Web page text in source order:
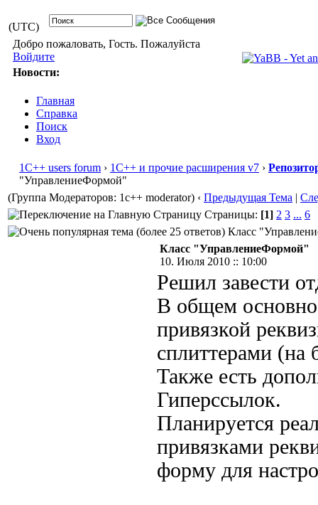
(UTC)
Добро пожаловать, Гость. Пожалуйста
Войдите
Новости:
Главная
Справка
Поиск
Вход
1С++ users forum › 1С++ и прочие расширения v7 ›
"УправлениеФормой"
(Группа Модераторов: 1c++ moderator) ‹ Предыдущая Тема |
Страницы: [1] 2 3 ... 6
Класс
Класс "УправлениеФормой"
10. Июля 2010 :: 10:00
Решил завести
В общем
привязкой
сплиттерами (на
Также есть
Гиперссылок.
Планируется
привязками
форму для